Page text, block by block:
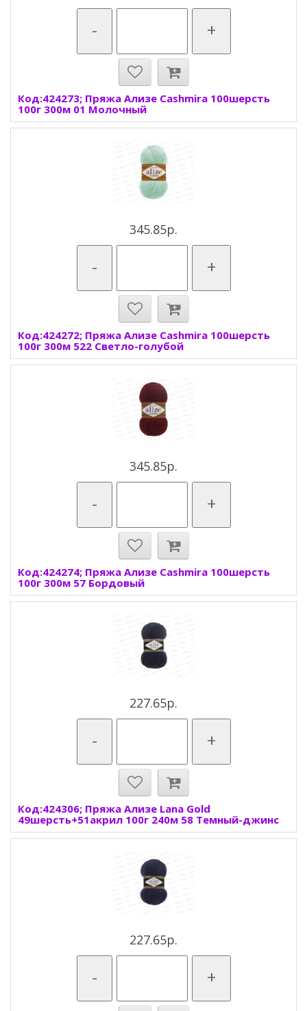
- +
Код:424273; Пряжа Ализе Cashmira 100шерсть
100г 300м 01 Молочный
345.85р.
- +
Код:424272; Пряжа Ализе Cashmira 100шерсть
100г 300м 522 Светло-голубой
345.85р.
- +
Код:424274; Пряжа Ализе Cashmira 100шерсть
100г 300м 57 Бордовый
227.65р.
- +
Код:424306; Пряжа Ализе Lana Gold
49шерсть+51акрил 100г 240м 58 Темный-джинс
227.65р.
- +